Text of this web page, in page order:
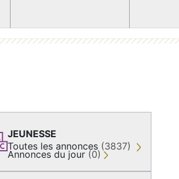
JEUNESSE
Toutes les annonces (3837)
Annonces du jour (0)